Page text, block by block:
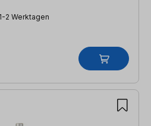
2 Werktagen